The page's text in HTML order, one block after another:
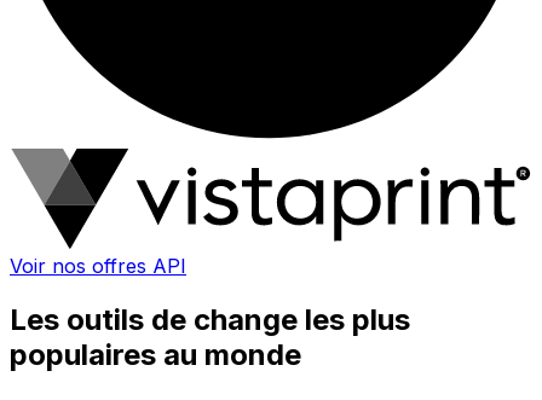
Voir nos offres API
Les outils de change les plus
populaires au monde